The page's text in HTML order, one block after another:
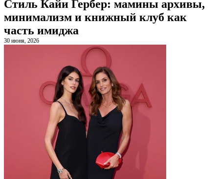
Стиль Кайи Гербер: мамины архивы,
минимализм и книжный клуб как
часть имиджа
30 июня, 2026